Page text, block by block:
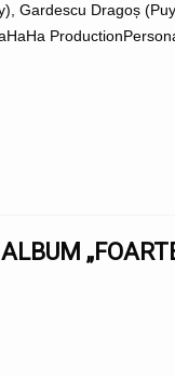
Gardescu Dragoș